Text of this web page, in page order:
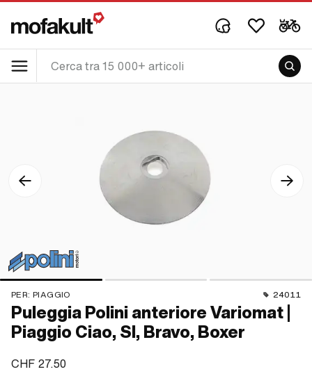
PER: PIAGGIO 24011
Puleggia Polini anteriore Variomat |
Piaggio Ciao, SI, Bravo, Boxer
CHF 27.50